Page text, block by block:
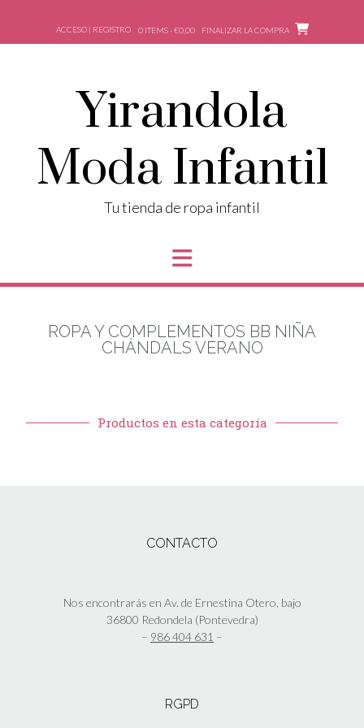
ACCESO | REGISTRO 0 ITEMS - €0,00 FINALIZAR LA COMPRA
Yirandola
Moda Infantil
Tu tienda de ropa infantil
ROPA Y COMPLEMENTOS BB NIÑA
CHÁNDALS VERANO
Productos en esta categoría
CONTACTO
Nos encontrarás en Av. de Ernestina Otero, bajo
36800 Redondela (Pontevedra)
– 986 404 631 –
RGPD